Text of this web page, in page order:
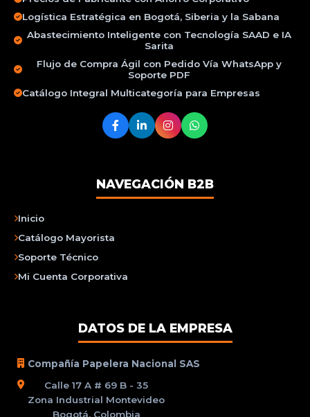
Logística Estratégica en Bogotá, Siberia y la Sabana
Abastecimiento Inteligente con Tecnología SAAD e IA
Sarita
Flujo de Compra Ágil con Pedido Vía WhatsApp y
Soporte PDF
Catálogo Integral Multicategoría para Empresas
NAVEGACIÓN B2B
Inicio
Catálogo Mayorista
Soporte Técnico
Mi Cuenta Corporativa
DATOS DE LA EMPRESA
Compañía Papelera Nacional SAS
Calle 17 A # 69 B - 35
Zona Industrial Montevideo
Bogotá, Colombia